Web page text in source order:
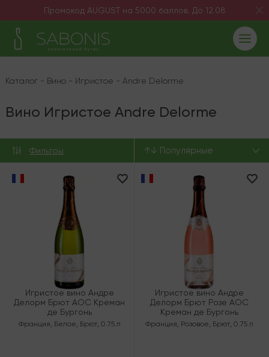
Промокод AUGUST на 5000 баллов. До 12.08
Каталог - Вино- Игристое - Andrе Delorme
Вино Игристое Andrе Delorme
Фильтры ↑↓ Популярные
Игристое вино Андре
Делорм Брют AOC Креман
де Бургонь
Франция, Белое, Брют, 0.75 л
Игристое вино Андре
Делорм Брют Розе AOC
Креман де Бургонь
Франция, Розовое, Брют, 0.75 л